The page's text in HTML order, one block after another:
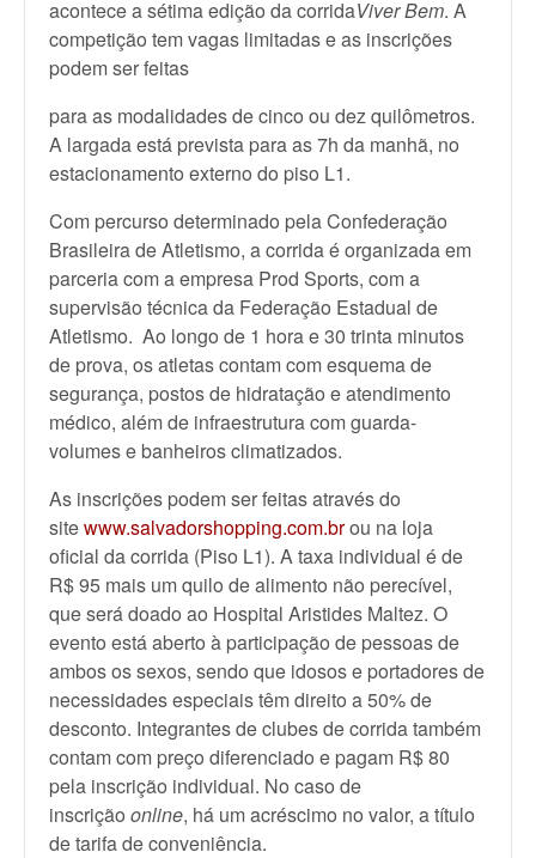
acontece a sétima edição da corridaViver Bem. A
competição tem vagas limitadas e as inscrições
podem ser feitas
para as modalidades de cinco ou dez quilômetros.
A largada está prevista para as 7h da manhã, no
estacionamento externo do piso L1.
Com percurso determinado pela Confederação
Brasileira de Atletismo, a corrida é organizada em
parceria com a empresa Prod Sports, com a
supervisão técnica da Federação Estadual de
Atletismo. Ao longo de 1 hora e 30 trinta minutos
de prova, os atletas contam com esquema de
segurança, postos de hidratação e atendimento
médico, além de infraestrutura com guarda-
volumes e banheiros climatizados.
As inscrições podem ser feitas através do
sitewww.salvadorshopping.com.brou na loja
oficial da corrida (Piso L1). A taxa individual é de
R$ 95 mais um quilo de alimento não perecível,
que será doado ao Hospital Aristides Maltez. O
evento está aberto à participação de pessoas de
ambos os sexos, sendo que idosos e portadores de
necessidades especiais têm direito a 50% de
desconto. Integrantes de clubes de corrida também
contam com preço diferenciado e pagam R$ 80
pela inscrição individual. No caso de
inscrição online, há um acréscimo no valor, a título
de tarifa de conveniência.